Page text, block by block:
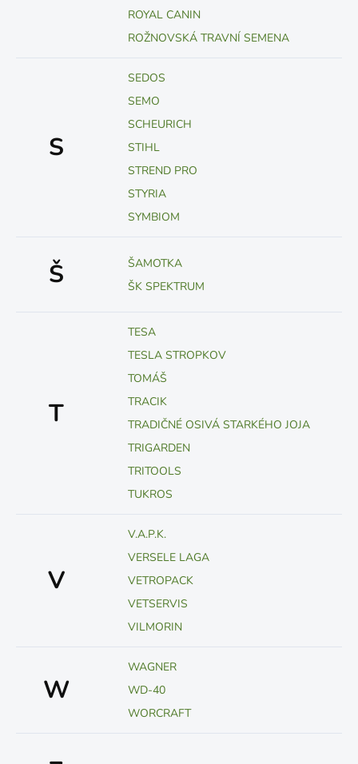
ROYAL CANIN
ROŽNOVSKÁ TRAVNÍ SEMENA
S
SEDOS
SEMO
SCHEURICH
STIHL
STREND PRO
STYRIA
SYMBIOM
Š
ŠAMOTKA
ŠK SPEKTRUM
T
TESA
TESLA STROPKOV
TOMÁŠ
TRACIK
TRADIČNÉ OSIVÁ STARKÉHO JOJA
TRIGARDEN
TRITOOLS
TUKROS
V
V.A.P.K.
VERSELE LAGA
VETROPACK
VETSERVIS
VILMORIN
W
WAGNER
WD-40
WORCRAFT